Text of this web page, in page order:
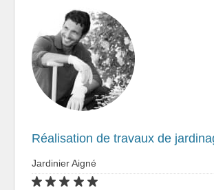
Réalisation de travaux de
Jardinier Aigné